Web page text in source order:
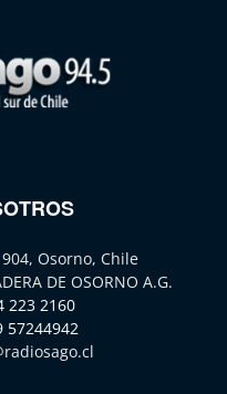
Osorno, Chile
DE OSORNO A.G.
223 2160
57244942